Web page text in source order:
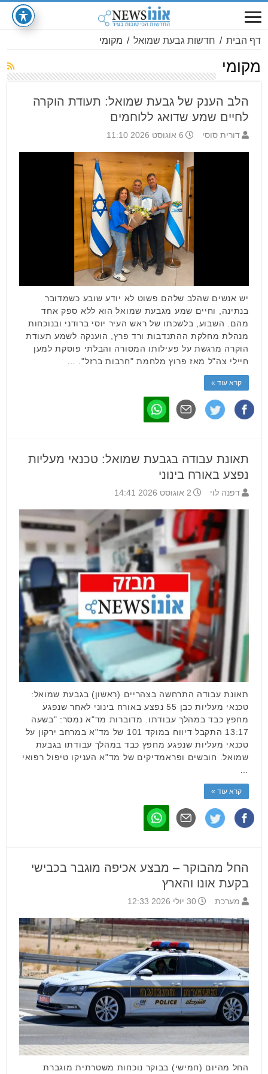
דף הבית / חדשות גבעת שמואל / מקומי
מקומי
הלב הענק של גבעת שמואל: תעודת הוקרה
לחיים שמע שדואג ללוחמים
דורית סוסי 6 אוגוסט 2026 11:10
יש אנשים שהלב שלהם פשוט לא יודע שובע כשמדובר
בנתינה, וחיים שמע מגבעת שמואל הוא ללא ספק אחד
מהם. השבוע, בלשכתו של ראש העיר יוסי ברודני ובנוכחות
מנהלת מחלקת ההתנדבות ורד פרץ, הוענקה לשמע תעודת
הוקרה מרגשת על פעילותו המסורה והבלתי פוסקת למען
חיילי צה"ל מאז פרוץ מלחמת "חרבות ברזל". …
קרא עוד »
תאונת עבודה בגבעת שמואל: טכנאי מעליות
נפצע באורח בינוני
דפנה לוי 2 אוגוסט 2026 14:41
תאונת עבודה התרחשה בצהריים (ראשון) בגבעת שמואל:
טכנאי מעליות כבן 55 נפצע באורח בינוני לאחר שנפגע
מחפץ כבד במהלך עבודתו. מדוברות מד"א נמסר: "בשעה
13:17 התקבל דיווח במוקד 101 של מד"א במרחב ירקון על
טכנאי מעליות שנפגע מחפץ כבד במהלך עבודתו בגבעת
שמואל. חובשים ופראמדיקים של מד"א העניקו טיפול רפואי
קרא עוד »
החל מהבוקר – מבצע אכיפה מוגבר בכבישי
בקעת אונו והארץ
מערכת 30 יולי 2026 12:33
החל מהיום (חמישי) בבוקר נוכחות משטרתית מוגברת